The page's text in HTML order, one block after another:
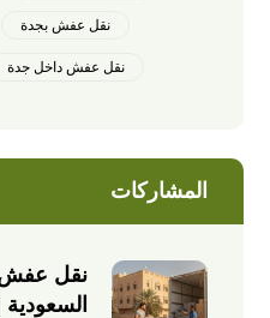
نقل عفش بجدة
نقل عفش داخل جدة
المشاركات
نقل عفش
السعودية | 📞